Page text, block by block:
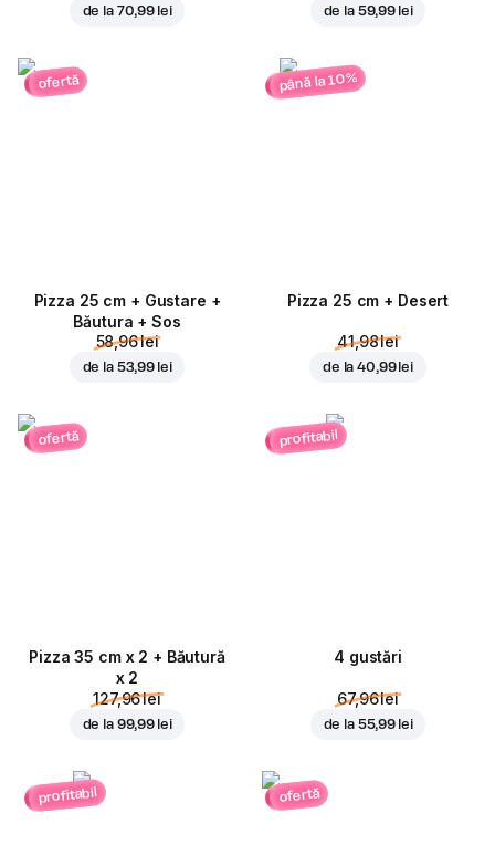
de la 70,99 lei de la 59,99 lei
ofertă
Pizza 25 cm + Gustare +
Băutura + Sos
58,96 lei
de la 53,99 lei
până la 10%
Pizza 25 cm + Desert
41,98 lei
de la40,99 lei
ofertă
Pizza 35 cm x 2 + Băutură
x 2
127,96 lei
de la 99,99 lei
profitabil
4 gustări
67,96 lei
de la 55,99 lei
profitabil ofertă